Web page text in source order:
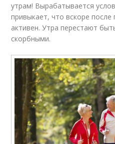
утрам! Вырабатывается
привыкает, что вскоре
активен. Утра перестают
скорбными.